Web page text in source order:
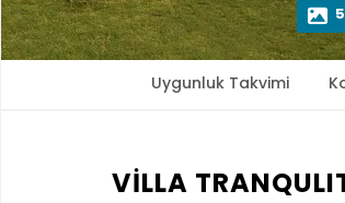
Uygunluk Takvimi
VİLLA